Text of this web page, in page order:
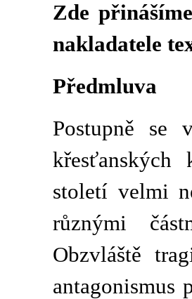
Zde
nakladatele
Předmluva
Postupně se
století velmi
různými
Obzvláště
antagonismus